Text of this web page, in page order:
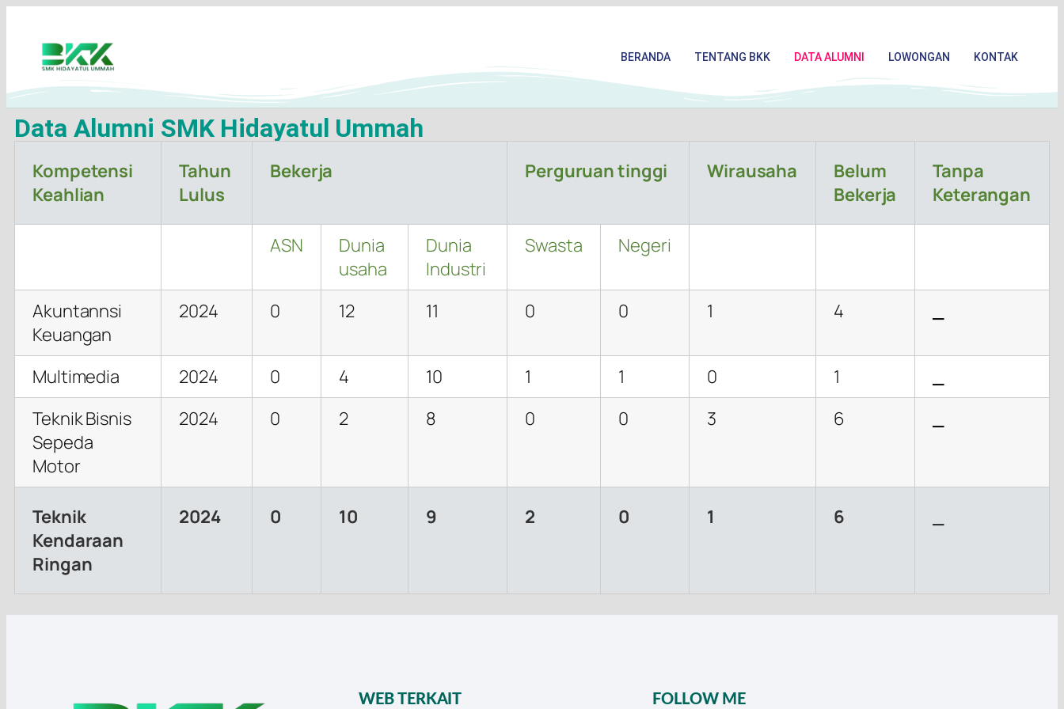
BERANDA TENTANG BKK DATA ALUMNI LOWONGAN KONTAK
Data Alumni SMK Hidayatul Ummah
Kompetensi
Keahlian
Tahun
Lulus
Bekerja Perguruan tinggi Wirausaha
Belum
Bekerja
Tanpa
Keterangan
ASN
Dunia
usaha
Dunia
Industri
Swasta Negeri
Akuntannsi
Keuangan
2024 0 12 11 0 0 1 4
Multimedia 2024 0 4 10 1 1 0 1
Teknik Bisnis
Sepeda
Motor
2024 0 2 8 0 0 3 6
Teknik
Kendaraan
Ringan
2024 0 10 9 2 0 1 6
WEB TERKAIT FOLLOW ME